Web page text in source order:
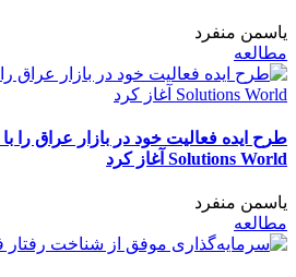
یاسمن منفرد
مطالعه
Solutions World آغاز کرد
یاسمن منفرد
مطالعه